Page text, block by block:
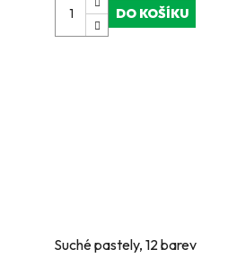
DO KOŠÍKU
Suché pastely, 12 barev